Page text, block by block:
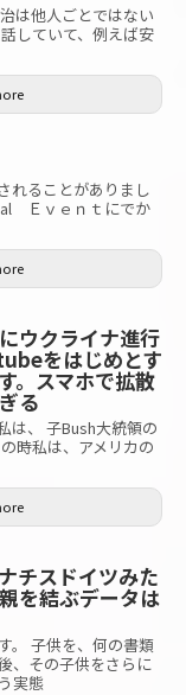
は他人ごとではない
していて、例えば安
れることがありまし
Ｅｖｅｎｔにでか
ウクライナ進行
をはじめとす
。スマホで拡散
る
は、 子Bush大統領の
時私は、アメリカの
チスドイツみた
を結ぶデータは
。 子供を、何の書類
、その子供をさらに
実態